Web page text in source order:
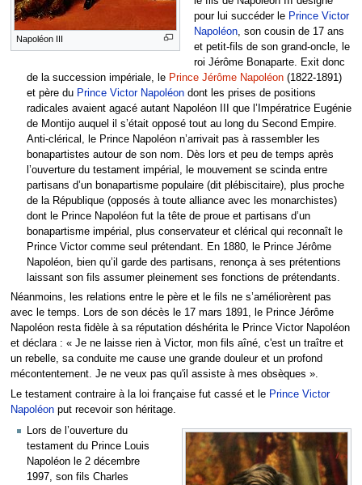
Napoléon III
pour lui succéder le Prince Victor
Napoléon, son cousin de 17 ans
et petit-fils de son grand-oncle, le
roi Jérôme Bonaparte. Exit donc
de la succession impériale, le Prince Jérôme Napoléon (1822-1891)
et père du Prince Victor Napoléon dont les prises de positions
radicales avaient agacé autant Napoléon III que l’Impératrice Eugénie
de Montijo auquel il s’était opposé tout au long du Second Empire.
Anti-clérical, le Prince Napoléon n’arrivait pas à rassembler les
bonapartistes autour de son nom. Dès lors et peu de temps après
l’ouverture du testament impérial, le mouvement se scinda entre
partisans d’un bonapartisme populaire (dit plébiscitaire), plus proche
de la République (opposés à toute alliance avec les monarchistes)
dont le Prince Napoléon fut la tête de proue et partisans d’un
bonapartisme impérial, plus conservateur et clérical qui reconnaît le
Prince Victor comme seul prétendant. En 1880, le Prince Jérôme
Napoléon, bien qu’il garde des partisans, renonça à ses prétentions
laissant son fils assumer pleinement ses fonctions de prétendants.
Néanmoins, les relations entre le père et le fils ne s’améliorèrent pas
avec le temps. Lors de son décès le 17 mars 1891, le Prince Jérôme
Napoléon resta fidèle à sa réputation déshérita le Prince Victor Napoléon
et déclara : « Je ne laisse rien à Victor, mon fils aîné, c'est un traître et
un rebelle, sa conduite me cause une grande douleur et un profond
mécontentement. Je ne veux pas qu'il assiste à mes obsèques ».
Le testament contraire à la loi française fut cassé et le Prince Victor
Napoléonput recevoir son héritage.
Lors de l’ouverture du
testament du Prince Louis
Napoléon le 2 décembre
1997, son fils Charles